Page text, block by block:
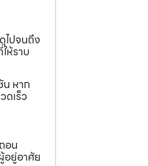
ไปจนถึง
ห้ราบ
หาก
ดเร็ว
อน
อยู่อาศัย